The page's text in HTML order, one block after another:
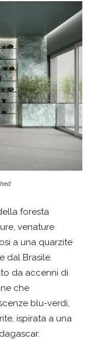
foresta
venature
a una quarzite
dal Brasile.
da accenni di
che
blu-verdi,
ispirata a una